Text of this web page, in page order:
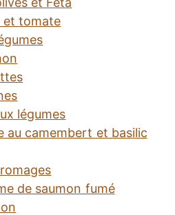
et tomate
légumes
au camembert et basilic
de saumon fumé